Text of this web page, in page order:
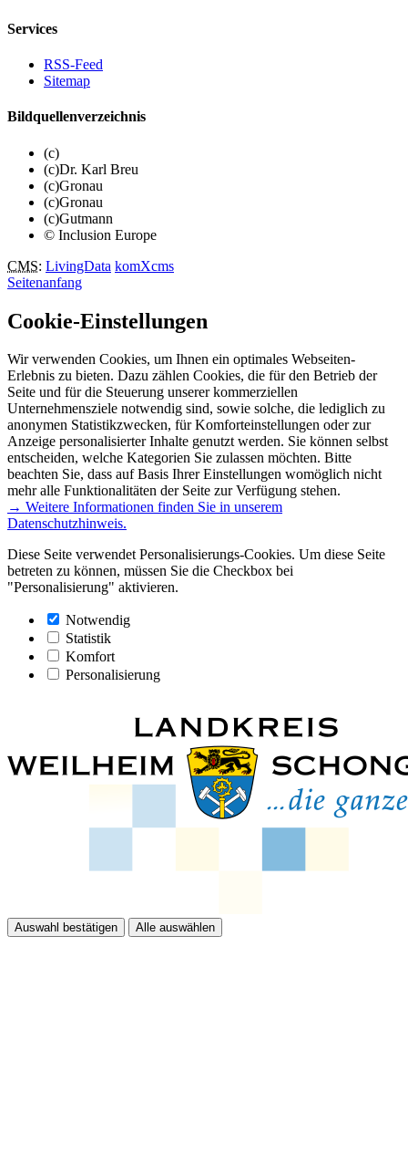
Services
RSS-Feed
Sitemap
Bildquellenverzeichnis
(c)
(c)Dr. Karl Breu
(c)Gronau
(c)Gronau
(c)Gutmann
© Inclusion Europe
CMS: LivingData komXcms
Seitenanfang
Cookie-Einstellungen
Wir verwenden Cookies, um Ihnen ein optimales Webseiten-
Erlebnis zu bieten. Dazu zählen Cookies, die für den Betrieb der
Seite und für die Steuerung unserer kommerziellen
Unternehmensziele notwendig sind, sowie solche, die lediglich zu
anonymen Statistikzwecken, für Komforteinstellungen oder zur
Anzeige personalisierter Inhalte genutzt werden. Sie können selbst
entscheiden, welche Kategorien Sie zulassen möchten. Bitte
beachten Sie, dass auf Basis Ihrer Einstellungen womöglich nicht
mehr alle Funktionalitäten der Seite zur Verfügung stehen.
→ Weitere Informationen finden Sie in unserem
Datenschutzhinweis.
Diese Seite verwendet Personalisierungs-Cookies. Um diese Seite
betreten zu können, müssen Sie die Checkbox bei
"Personalisierung" aktivieren.
Notwendig
Statistik
Komfort
Personalisierung
Auswahl bestätigen Alle auswählen